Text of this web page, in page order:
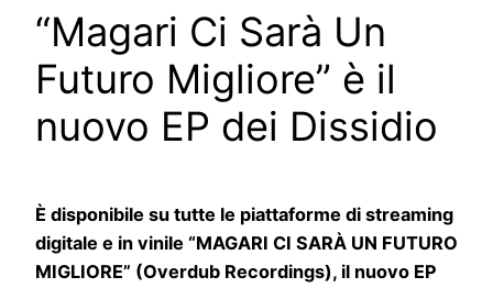
“Magari Ci Sarà Un
Futuro Migliore” è il
nuovo EP dei Dissidio
È disponibile su tutte le piattaforme di streaming
digitale e in vinile “MAGARI CI SARÀ UN FUTURO
MIGLIORE” (Overdub Recordings), il nuovo EP